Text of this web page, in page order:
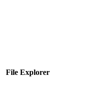
File Explorer